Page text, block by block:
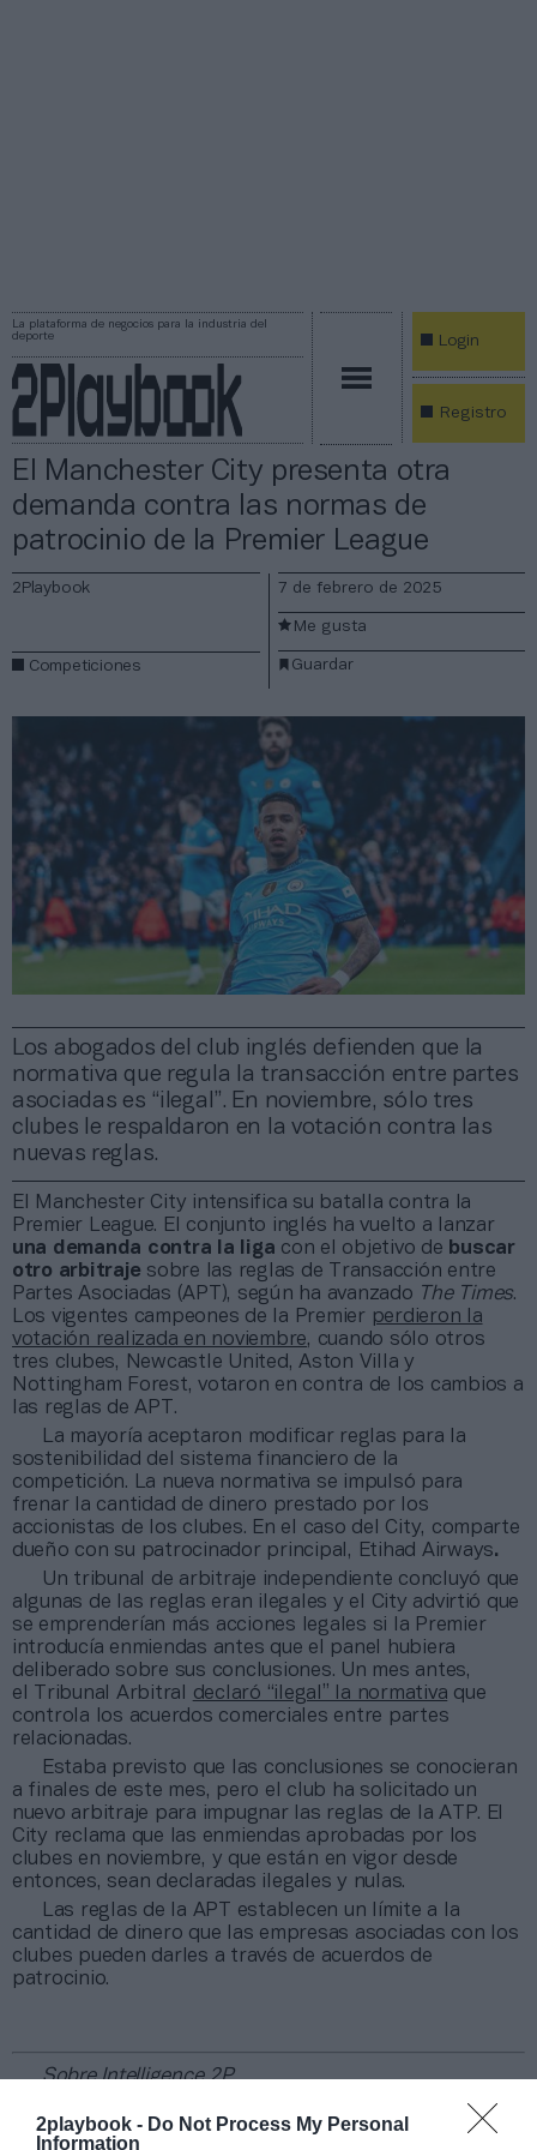
2playbook - Do Not Process My Personal
Information
La plataforma de negocios para la industria del
deporte
Login
Registro
El Manchester City presenta otra
demanda contra las normas de
patrocinio de la Premier League
Los abogados del club inglés defienden que la
normativa que regula la transacción entre partes
asociadas es “ilegal”. En noviembre, sólo tres
clubes le respaldaron en la votación contra las
nuevas reglas.
2Playbook
Competiciones
7 de febrero de 2025
Guardar
Me gusta
El Manchester City intensifica su batalla contra la
Premier League. El conjunto inglés ha vuelto a lanzar
una demanda contra la liga con el objetivo de buscar
otro arbitraje sobre las reglas de Transacción entre
Partes Asociadas (APT), según ha avanzado The Times.
Los vigentes campeones de la Premier perdieron la
votación realizada en noviembre, cuando sólo otros
tres clubes, Newcastle United, Aston Villa y
Nottingham Forest, votaron en contra de los cambios a
las reglas de APT.
La mayoría aceptaron modificar reglas para la
sostenibilidad del sistema financiero de la
competición. La nueva normativa se impulsó para
frenar la cantidad de dinero prestado por los
accionistas de los clubes. En el caso del City, comparte
dueño con su patrocinador principal, Etihad Airways.
Un tribunal de arbitraje independiente concluyó que
algunas de las reglas eran ilegales y el City advirtió que
se emprenderían más acciones legales si la Premier
introducía enmiendas antes que el panel hubiera
deliberado sobre sus conclusiones. Un mes antes,
el Tribunal Arbitral declaró “ilegal” la normativa que
controla los acuerdos comerciales entre partes
relacionadas.
Estaba previsto que las conclusiones se conocieran
a finales de este mes, pero el club ha solicitado un
nuevo arbitraje para impugnar las reglas de la ATP. El
City reclama que las enmiendas aprobadas por los
clubes en noviembre, y que están en vigor desde
entonces, sean declaradas ilegales y nulas.
Las reglas de la APT establecen un límite a la
cantidad de dinero que las empresas asociadas con los
clubes pueden darles a través de acuerdos de
patrocinio.
Sobre Intelligence 2P
inteligencia de mercado de 2Playbook, cuya plataforma